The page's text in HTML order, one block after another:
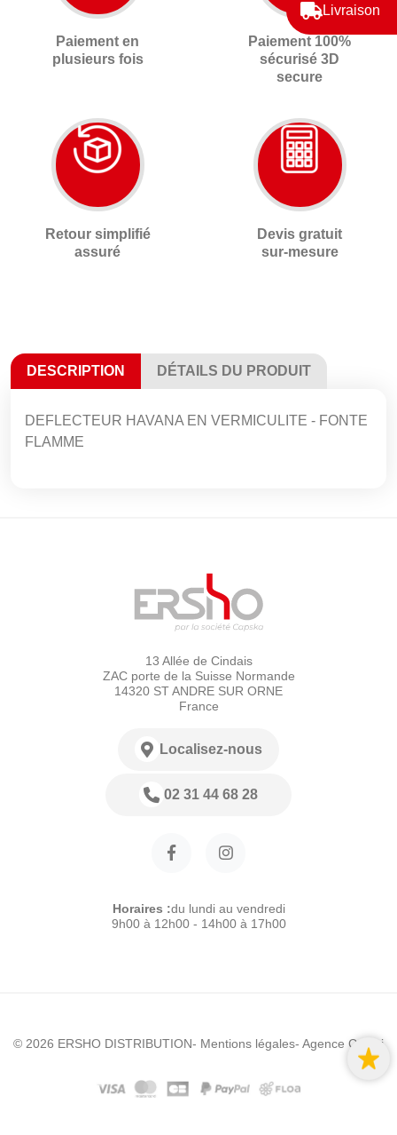
Livraison
Paiement en
plusieurs fois
Paiement 100%
sécurisé 3D
secure
Retour simplifié
assuré
Devis gratuit
sur-mesure
DESCRIPTION DÉTAILS DU PRODUIT
DEFLECTEUR HAVANA EN VERMICULITE - FONTE
FLAMME
13 Allée de Cindais
ZAC porte de la Suisse Normande
14320 ST ANDRE SUR ORNE
France
Localisez-nous
02 31 44 68 28
Horaires :du lundi au vendredi
9h00 à 12h00 - 14h00 à 17h00
© 2026 ERSHO DISTRIBUTION- Mentions légales- Agence Colibri